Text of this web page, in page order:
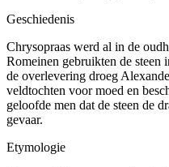
Geschiedenis
Chrysopraas werd al in de
Romeinen gebruikten de steen
de overlevering droeg
veldtochten voor moed en
geloofde men dat de steen de
gevaar.
Etymologie